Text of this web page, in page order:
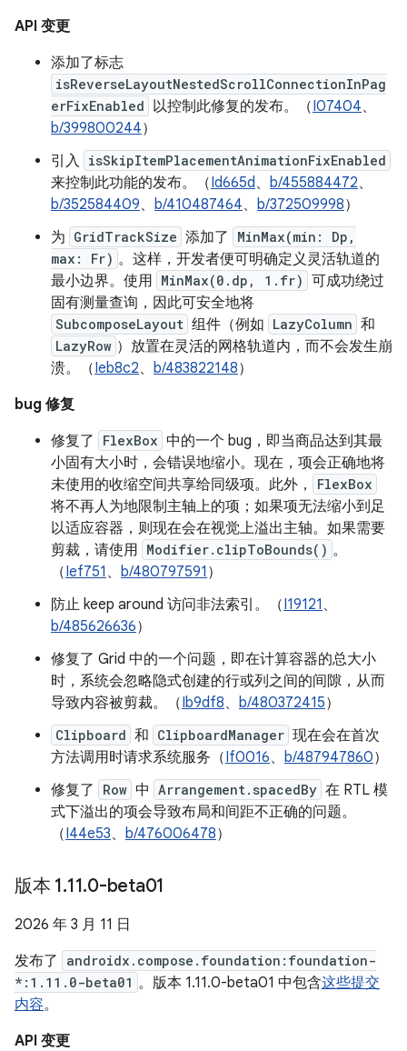
API 变更
添加了标志
isReverseLayoutNestedScrollConnectionInPag
erFixEnabled 以控制此修复的发布。（I07404、
b/399800244）
引入 isSkipItemPlacementAnimationFixEnabled
来控制此功能的发布。（Id665d、 b/455884472、
b/352584409、 b/410487464、 b/372509998）
为 GridTrackSize 添加了
MinMax(min: Dp,
max: Fr) 。这样，开发者便可明确定义灵活轨道的
最小边界。使用 MinMax(0.dp, 1.fr) 可成功绕过
固有测量查询，因此可安全地将
SubcomposeLayout 组件（例如 LazyColumn 和
LazyRow ）放置在灵活的网格轨道内，而不会发生崩
溃。（Ieb8c2、 b/483822148）
bug 修复
修复了
FlexBox 中的一个 bug，即当商品达到其最
小固有大小时，会错误地缩小。现在，项会正确地将
未使用的收缩空间共享给同级项。此外，
FlexBox
将不再人为地限制主轴上的项；如果项无法缩小到足
以适应容器，则现在会在视觉上溢出主轴。如果需要
剪裁，请使用 Modifier.clipToBounds() 。
（Ief751 、 b/480797591 ）
防止 keep around 访问非法索引。（I19121 、
b/485626636）
修复了 Grid 中的一个问题，即在计算容器的总大小
时，系统会忽略隐式创建的行或列之间的间隙，从而
导致内容被剪裁。（Ib9df8、 b/480372415）
Clipboard 和 ClipboardManager 现在会在首次
方法调用时请求系统服务（If0016、 b/487947860）
修复了
Row 中 Arrangement.spacedBy 在 RTL 模
式下溢出的项会导致布局和间距不正确的问题。
（I44e53、 b/476006478）
版本 1.11.0-beta01
2026 年 3 月 11 日
发布了
androidx.compose.foundation:foundation-
*:1.11.0-beta01 。版本 1.11.0-beta01 中包含这些提交
内容。
API 变更